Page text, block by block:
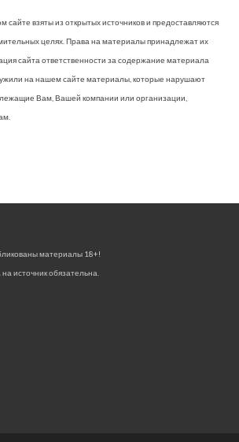
взяты из открытых источников и предоставляются
целях. Права на материалы принадлежат их
сайта ответственности за содержание материала
на нашем сайте материалы, которые нарушают
Вам, Вашей компании или организации,
материалы 18+!
источник обязательна.